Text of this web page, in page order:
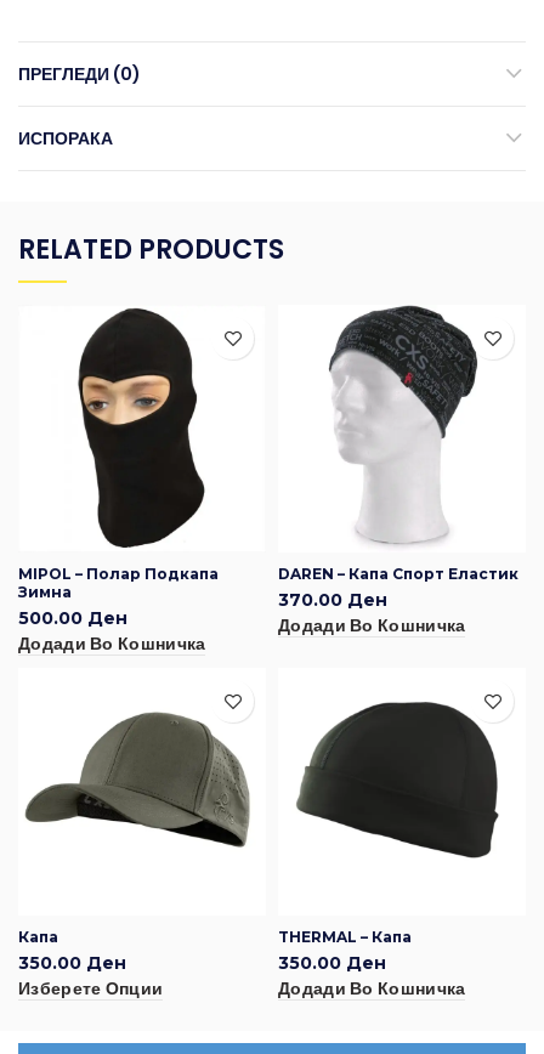
ПРЕГЛЕДИ (0)
ИСПОРАКА
RELATED PRODUCTS
MIPOL – Полар Подкапа
Зимна
500.00 Ден
Додади Во Кошничка
DAREN – Капа Спорт Еластик
370.00 Ден
Додади Во Кошничка
Капа
350.00 Ден
Изберете Опции
THERMAL – Капа
350.00 Ден
Додади Во Кошничка